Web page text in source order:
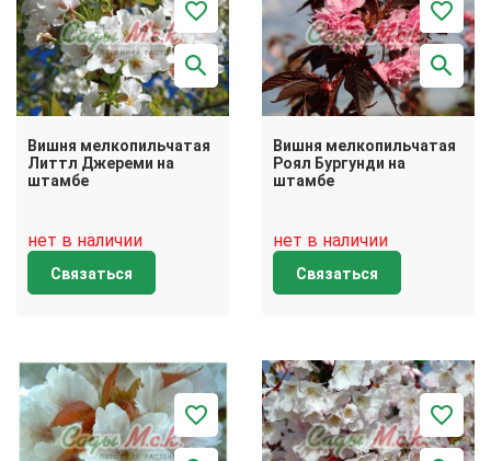
Вишня мелкопильчатая
Литтл Джереми на
штамбе
нет в наличии
Связаться
Вишня мелкопильчатая
Роял Бургунди на
штамбе
нет в наличии
Связаться